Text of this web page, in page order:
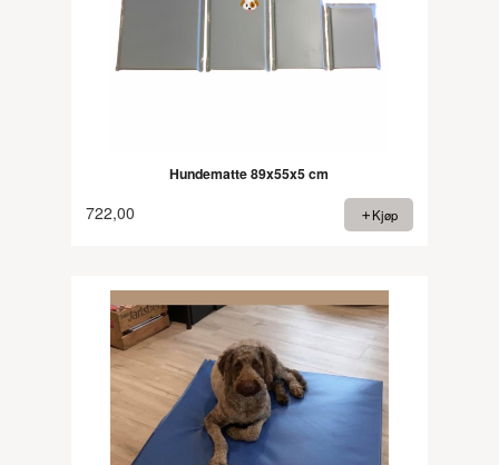
Hundematte 89x55x5 cm
722,00 Kjøp